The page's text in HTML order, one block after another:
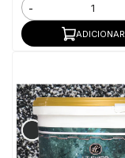
-
ADICIONAR